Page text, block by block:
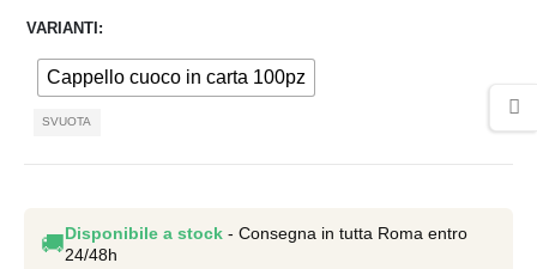
VARIANTI
Cappello cuoco in carta 100pz
SVUOTA
🚚Disponibile a stock - Consegna in tutta Roma entro
24/48h